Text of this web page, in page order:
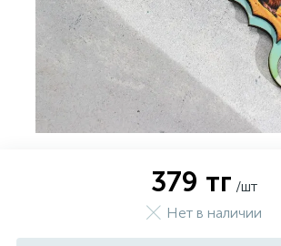
379 тг /шт
Нет в наличии